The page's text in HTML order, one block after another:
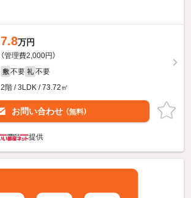
7.8万円
（管理費2,000円）
敷 不要 礼 不要
2階 / 3LDK / 73.72㎡
お問い合わせ （無料）
提供